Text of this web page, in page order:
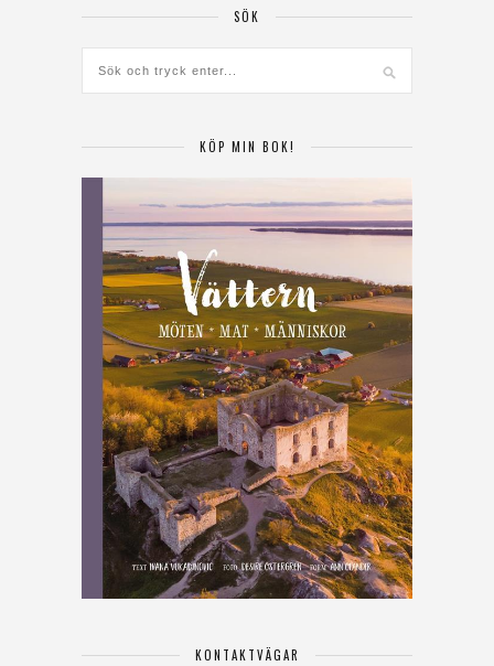
SÖK
KÖP MIN BOK!
KONTAKTVÄGAR